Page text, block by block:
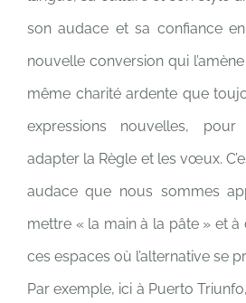
son audace et sa confiance
nouvelle conversion qui
même charité ardente que
expressions nouvelles,
adapter la Règle et les vœux.
audace que nous sommes
mettre « la main à la pâte » et
ces espaces où l’alternative se
Par exemple, ici à Puerto